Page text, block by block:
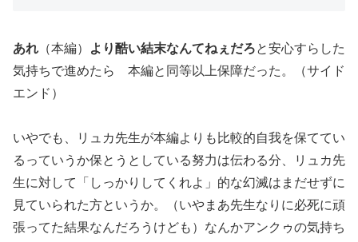
あれ （本編） より酷い結末なんてねぇだろと安心すらした
気持ちで進めたら 本編と同等以上保障だった。（サイド
エンド）
いやでも、リュカ先生が本編よりも比較的自我を保ててい
るっていうか保とうとしている努力は伝わる分、リュカ先
生に対して「しっかりしてくれよ」的な幻滅はまだせずに
見ていられた方というか。（いやまあ先生なりに必死に頑
張ってた結果なんだろうけども）なんかアンクゥの気持ち